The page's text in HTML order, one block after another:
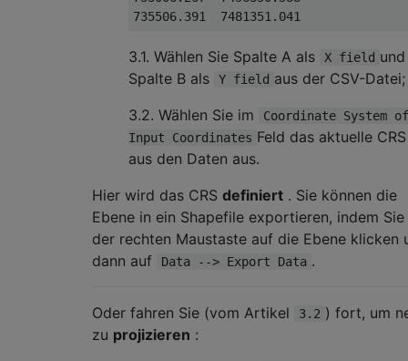
3.1. Wählen Sie Spalte A als X field und
Spalte B als
Y field aus der CSV-Datei;
3.2. Wählen Sie im
Coordinate System of
Input Coordinates Feld das aktuelle CRS
aus den Daten aus.
Hier wird das CRS definiert . Sie können die
Ebene in ein Shapefile exportieren, indem
der rechten Maustaste auf die Ebene klicken
dann auf
Data --> Export Data .
Oder fahren Sie (vom Artikel 3.2 ) fort, um
zu projizieren :